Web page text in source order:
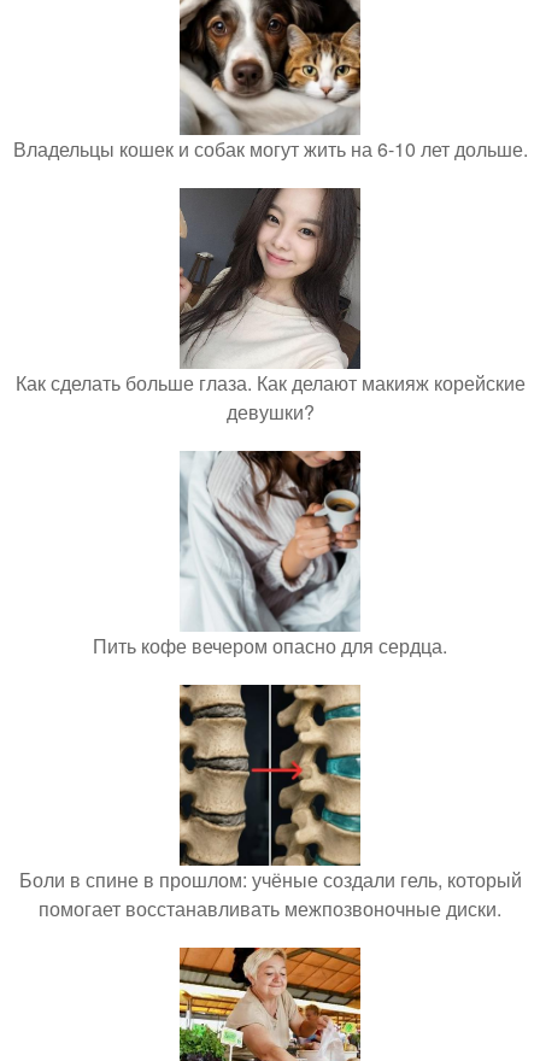
Владельцы кошек и собак могут жить на 6-10 лет дольше.
Как сделать больше глаза. Как делают макияж корейские
девушки?
Пить кофе вечером опасно для сердца.
Боли в спине в прошлом: учёные создали гель, который
помогает восстанавливать межпозвоночные диски.